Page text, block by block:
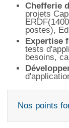
Chefferie
projets
postes),
Expertise
tests
besoins,
Nos points